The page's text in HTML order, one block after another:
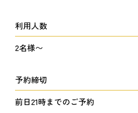
利用人数
2名様〜
予約締切
前日21時までのご予約